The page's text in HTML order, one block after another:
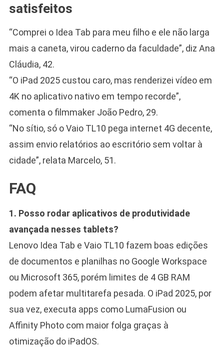
satisfeitos
“Comprei o Idea Tab para meu filho e ele não larga
mais a caneta, virou caderno da faculdade”, diz Ana
Cláudia, 42.
“O iPad 2025 custou caro, mas renderizei vídeo em
4K no aplicativo nativo em tempo recorde”,
comenta o filmmaker João Pedro, 29.
“No sítio, só o Vaio TL10 pega internet 4G decente,
assim envio relatórios ao escritório sem voltar à
cidade”, relata Marcelo, 51.
FAQ
1. Posso rodar aplicativos de produtividade
avançada nesses tablets?
Lenovo Idea Tab e Vaio TL10 fazem boas edições
de documentos e planilhas no Google Workspace
ou Microsoft 365, porém limites de 4 GB RAM
podem afetar multitarefa pesada. O iPad 2025, por
sua vez, executa apps como LumaFusion ou
Affinity Photo com maior folga graças à
otimização do iPadOS.